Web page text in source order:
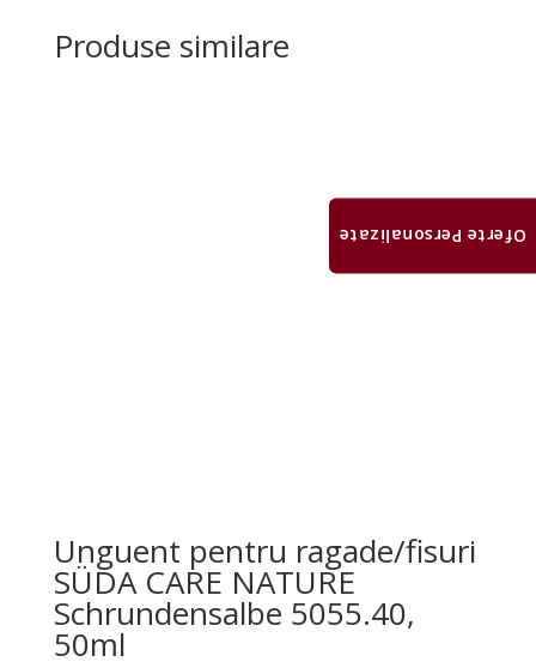
Produse similare
Unguent pentru ragade/fisuri
SÜDA CARE NATURE
Schrundensalbe 5055.40,
50ml
Oferte Personalizate